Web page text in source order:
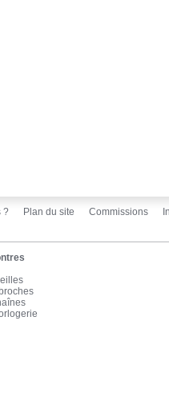
? Plan du site Commissions